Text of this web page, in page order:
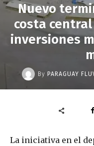
Nuevo
costa
inversiones
By PARAGUAY
La iniciativa en el